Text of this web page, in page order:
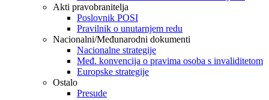
Akti pravobranitelja
Poslovnik POSI
Pravilnik o unutarnjem redu
Nacionalni/Međunarodni dokumenti
Nacionalne strategije
Međ. konvencija o pravima osoba s invaliditetom
Europske strategije
Ostalo
Presude